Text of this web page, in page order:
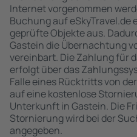
Internet vorgenommen
Buchung auf eSkyTravel.de
geprüfte Objekte aus.
Gastein die Übernachtung
vereinbart. Die Zahlung für
erfolgt über das
Falle eines Rücktritts von
auf eine kostenlose
Unterkunft in Gastein. Die
Stornierung wird bei der
angegeben.